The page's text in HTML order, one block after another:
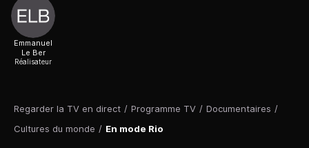
Regarder la TV en direct / Programme TV / Documentaires /
Cultures du monde / En mode Rio
Emmanuel
Le Ber
Réalisateur